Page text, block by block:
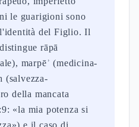
le guarigioni sono
del Figlio. Il
rāpā
marpēʾ (medicina-
(salvezza-
della mancata
«la mia potenza si
e il caso di